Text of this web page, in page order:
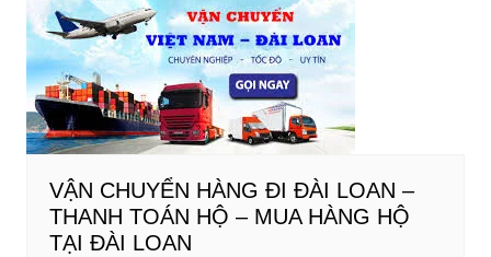
VẬN CHUYỂN HÀNG ĐI ĐÀI LOAN –
THANH TOÁN HỘ – MUA HÀNG HỘ
TẠI ĐÀI LOAN